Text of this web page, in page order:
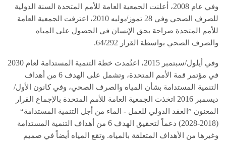
وفي عام2008، أعلنت الجمعية العامة للأمم المتحدة السنة الدولية
للصرف الصحي وفي28 تموز/يوليه2010، اعترفت الجمعية العامة
للأمم المتحدة صراحة بحق الإنسان في الحصول على المياه
والصرف الصحي بواسطة القرار 64/292.
وفي أيلول/سبتمبر2015، اعتُمدت خطة التنمية المستدامة لعام2030
في مؤتمر قمة الأمم المتحدة، وتشمل على الهدف6
من أهداف
التنمية المستدامة بشأن المياه والصرف الصحي، وفي كانون الأول/
ديسمبر2016 اتخذت الجمعية العامة للأمم المتحدة بالإجماع القرار
المعنون ”العقد الدولي للعمل-الماء من أجل التنمية المستدامة“
دعماً لتحقيق الهدف6
من أهداف التنمية المستدامة
وغيرها من الأهداف المتعلقة بالمياه.وتقع المياه أيضاً في صميم